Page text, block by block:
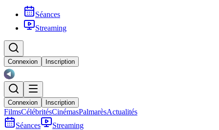
Séances
Streaming
Connexion Inscription
Connexion Inscription
FilmsCélébritésCinémasPalmarèsActualités
Séances
Streaming